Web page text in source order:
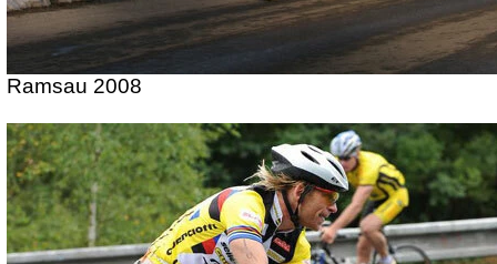
Ramsau 2008